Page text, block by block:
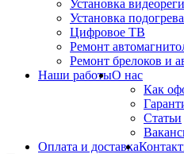
Установка
Установка
Цифровое ТВ
Ремонт
Ремонт брелоков и
Наши работыО нас
Как
Статьи
Оплата и доставка